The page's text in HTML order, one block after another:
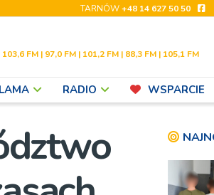
TARNÓW+48 14 627 50 50
103,6 FM | 97,0 FM | 101,2 FM | 88,3 FM | 105,1 FM
RADIO WSPARCIE